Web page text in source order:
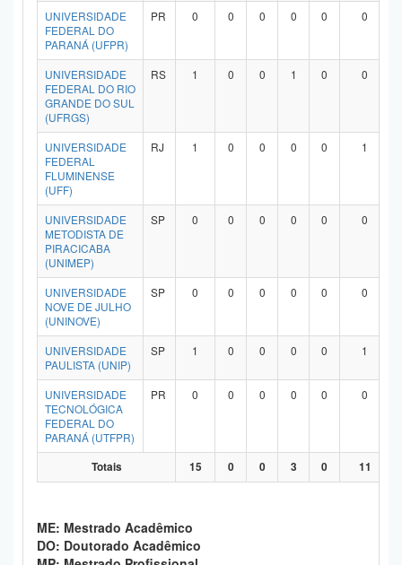
UNIVERSIDADE
FEDERAL DO
PARANÁ (UFPR)
PR 0 0 0 0 0 0
UNIVERSIDADE
FEDERAL DO RIO
GRANDE DO SUL
(UFRGS)
RS 1 0 0 1 0 0
UNIVERSIDADE
FEDERAL
FLUMINENSE
(UFF)
RJ 1 0 0 0 0 1
UNIVERSIDADE
METODISTA DE
PIRACICABA
(UNIMEP)
SP 0 0 0 0 0 0
UNIVERSIDADE
NOVE DE JULHO
(UNINOVE)
SP 0 0 0 0 0 0
UNIVERSIDADE
PAULISTA (UNIP)
SP 1 0 0 0 0 1
UNIVERSIDADE
TECNOLÓGICA
FEDERAL DO
PARANÁ (UTFPR)
PR 0 0 0 0 0 0
Totais 15 0 0 3 0 11
ME: Mestrado Acadêmico
DO: Doutorado Acadêmico